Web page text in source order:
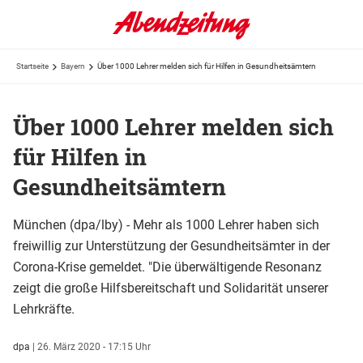
Startseite Bayern Über 1000 Lehrer melden sich für Hilfen in Gesundheitsämtern
Über 1000 Lehrer melden sich
für Hilfen in
Gesundheitsämtern
München (dpa/lby) - Mehr als 1000 Lehrer haben sich
freiwillig zur Unterstützung der Gesundheitsämter in der
Corona-Krise gemeldet. "Die überwältigende Resonanz
zeigt die große Hilfsbereitschaft und Solidarität unserer
Lehrkräfte.
dpa | 26. März 2020 - 17:15 Uhr